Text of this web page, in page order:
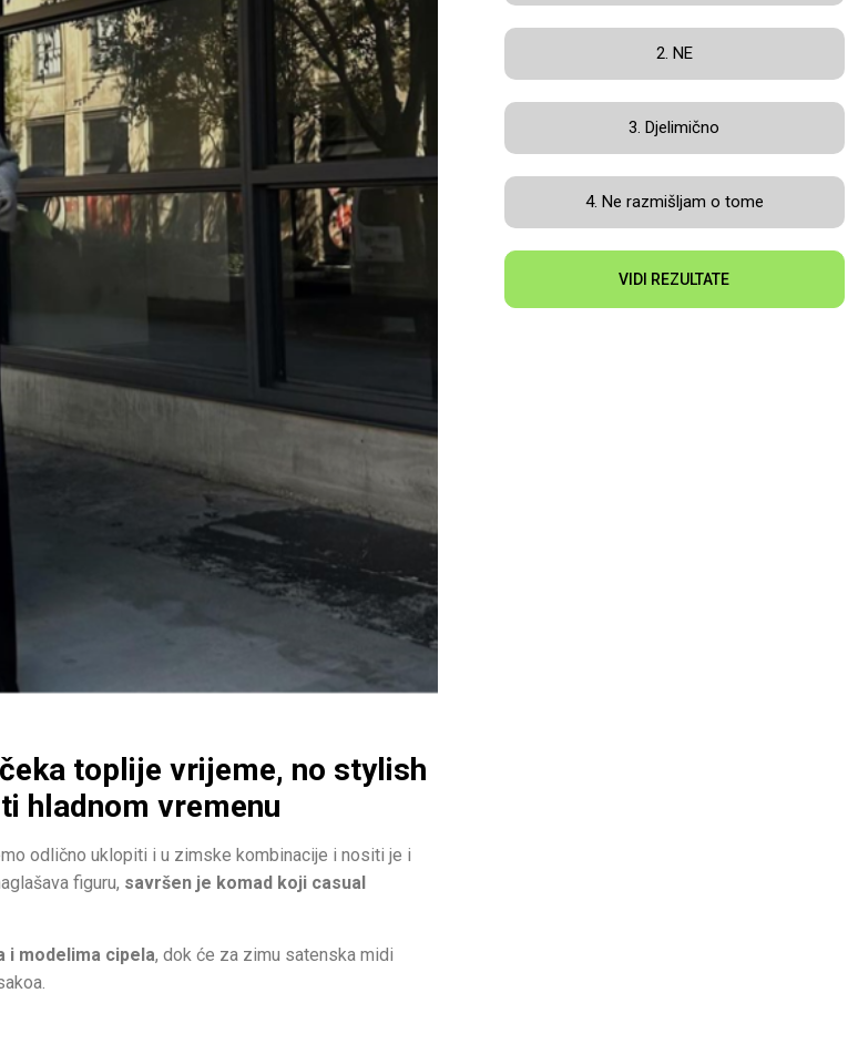
toplije vrijeme, no stylish
hladnom vremenu
odlično uklopiti i u zimske kombinacije i nositi je i
figuru, savršen je komad koji casual
i modelima cipela, dok će za zimu satenska midi
2. NE
3. Djelimično
4. Ne razmišljam o tome
VIDI REZULTATE